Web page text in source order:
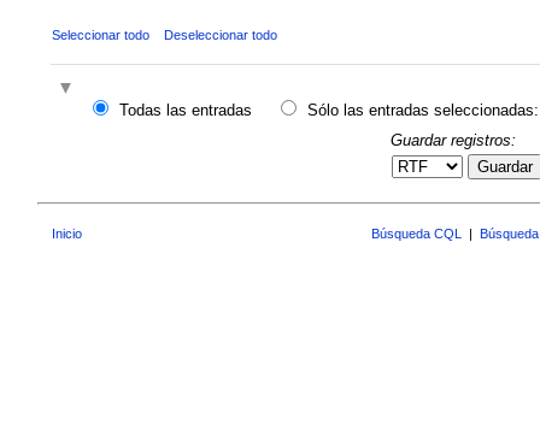
Seleccionar todo Deseleccionar todo
Todas las entradas
Sólo las entradas seleccionadas:
Guardar registros:
Guardar
Inicio Búsqueda CQL